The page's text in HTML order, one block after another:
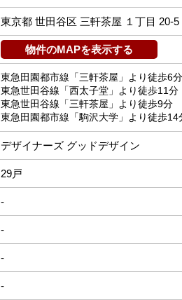
東京都 世田谷区 三軒茶屋 １丁目 20-5
物件のMAPを表示する
東急田園都市線「三軒茶屋」より徒歩6分
東急世田谷線「西太子堂」より徒歩11分
東急世田谷線「三軒茶屋」より徒歩9分
東急田園都市線「駒沢大学」より徒歩14
デザイナーズ グッドデザイン
29戸
-
-
-
-